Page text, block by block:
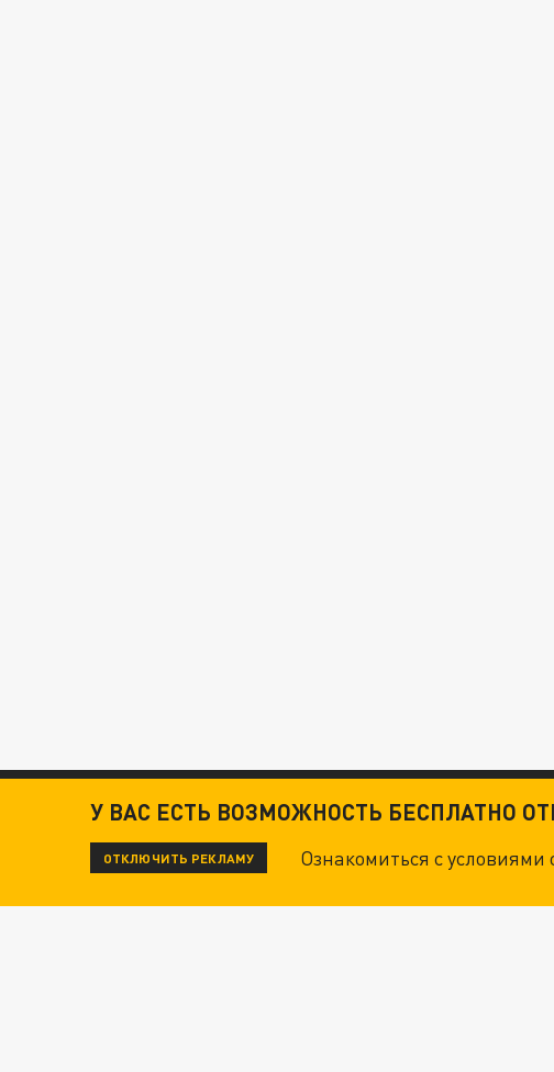
У ВАС ЕСТЬ ВОЗМОЖНОСТЬ БЕСПЛАТНО
ОТКЛЮЧИТЬ РЕКЛАМУ Ознакомиться с